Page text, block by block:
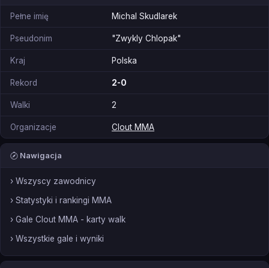
Pełne imię Michal Skudlarek
Pseudonim "Zwykly Chlopak"
Kraj Polska
Rekord 2-0
Walki 2
Organizacje Clout MMA
Nawigacja
› Wszyscy zawodnicy
› Statystyki i rankingi MMA
› Gale Clout MMA - karty walk
› Wszystkie gale i wyniki